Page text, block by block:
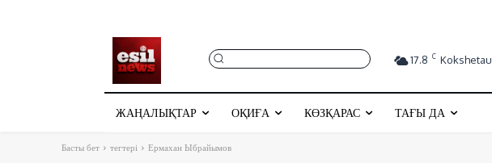
17.8 C Kokshetau
ЖАҢАЛЫҚТАР ОҚИҒА КӨЗҚАРАС ТАҒЫ ДА
Басты бет тегтері Ермахан Ыбрайымов